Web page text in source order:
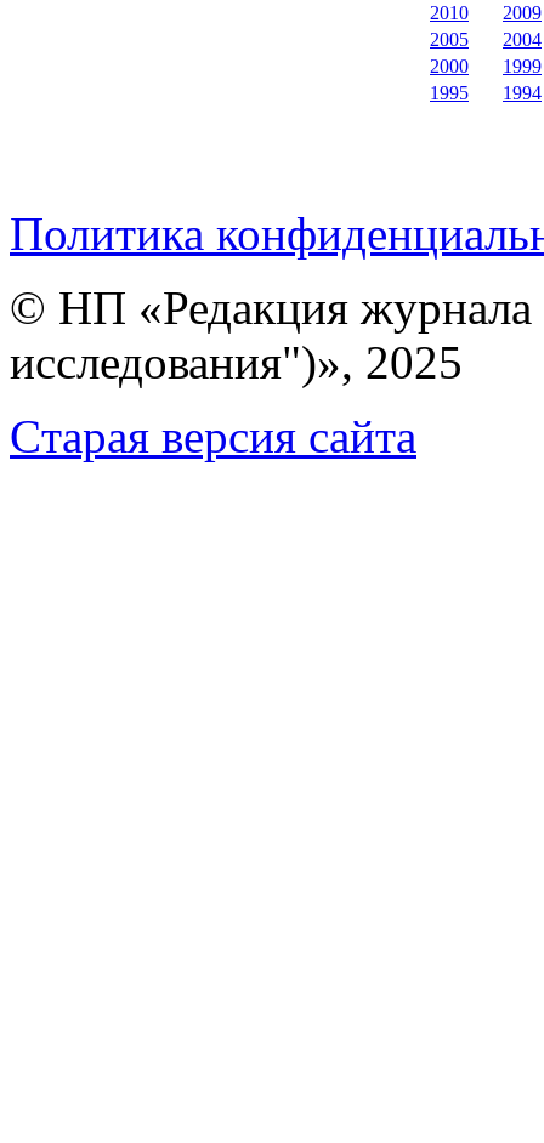
2010
2009
2005
2004
2000
1999
1995
1994
Политика
© НП «Редакция
исследования")», 2025
Cтарая версия сайта